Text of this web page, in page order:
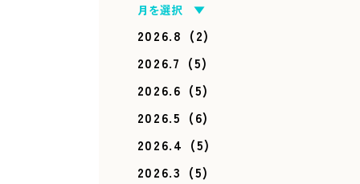
月を選択 ▼
2026.8 (2)
2026.7 (5)
2026.6 (5)
2026.5 (6)
2026.4 (5)
2026.3 (5)